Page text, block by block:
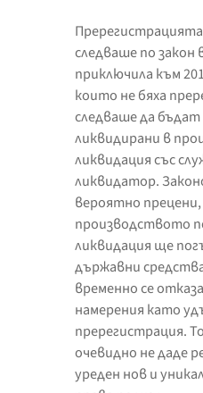
следваше по закон
приключила към
които не бяха
следваше да бъдат
ликвидирани в
ликвидация със
ликвидатор.
вероятно прецени,
производството
ликвидация ще
държавни
временно се
намерения като
пререгистрация.
очевидно не даде
уреден нов и